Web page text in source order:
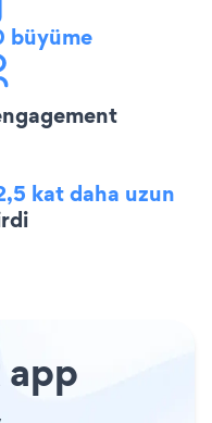
büyüme
kat daha uzun
app